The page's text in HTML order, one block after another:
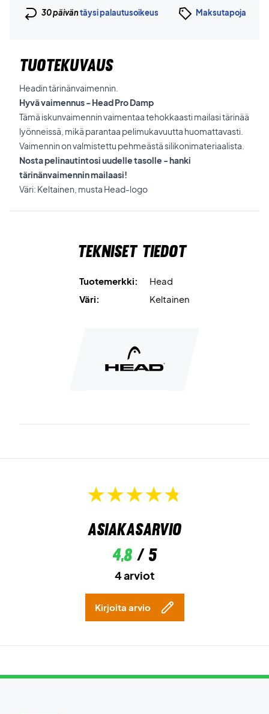
30 päiväntäysi palautusoikeus Maksutapoja
TUOTEKUVAUS
Headin tärinänvaimennin.
Hyvä vaimennus - Head Pro Damp
Tämä iskunvaimennin vaimentaa tehokkaasti mailasi tärinää
lyönneissä, mikä parantaa pelimukavuutta huomattavasti.
Vaimennin on valmistettu pehmeästä silikonimateriaalista.
Nosta pelinautintosi uudelle tasolle - hanki
tärinänvaimennin mailaasi!
Väri: Keltainen, musta Head-logo
Tekniset tiedot
Tuotemerkki:
Head
Väri:
Keltainen
Asiakasarvio
4,8 / 5
4 arviot
Kirjoita arvio